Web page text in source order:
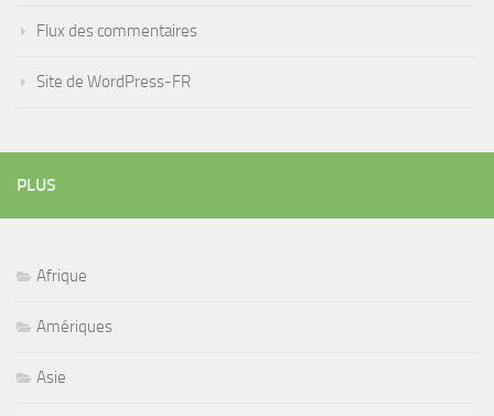
Flux des commentaires
Site de WordPress-FR
PLUS
Afrique
Amériques
Asie